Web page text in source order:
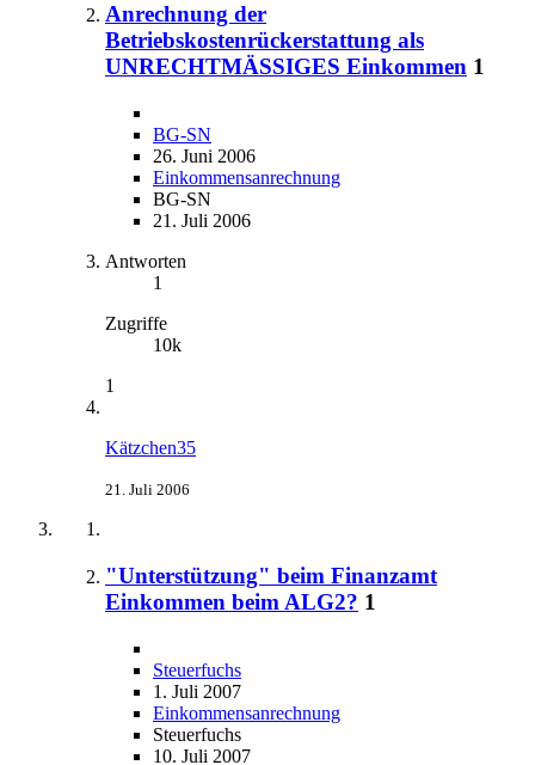
Anrechnung der
Betriebskostenrückerstattung als
UNRECHTMÄSSIGES Einkommen 1
BG-SN
26. Juni 2006
Einkommensanrechnung
BG-SN
21. Juli 2006
Antworten
1
Zugriffe
10k
1
Kätzchen35
21. Juli 2006
"Unterstützung" beim Finanzamt
Einkommen beim ALG2? 1
Steuerfuchs
1. Juli 2007
Einkommensanrechnung
Steuerfuchs
10. Juli 2007